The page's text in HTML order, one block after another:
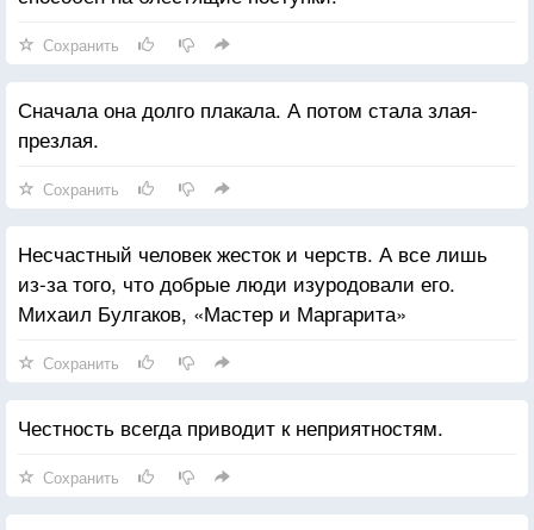
Сохранить
Сначала она долго плакала. А потом стала злая-
презлая.
Сохранить
Несчастный человек жесток и черств. А все лишь
из-за того, что добрые люди изуродовали его.
Михаил Булгаков, «Мастер и Маргарита»
Сохранить
Честность всегда приводит к неприятностям.
Сохранить